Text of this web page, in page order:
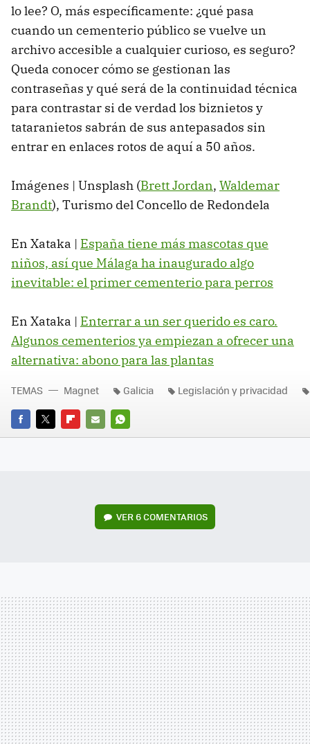
lo lee? O, más específicamente: ¿qué pasa
cuando un cementerio público se vuelve un
archivo accesible a cualquier curioso, es seguro?
Queda conocer cómo se gestionan las
contraseñas y qué será de la continuidad técnica
para contrastar si de verdad los biznietos y
tataranietos sabrán de sus antepasados sin
entrar en enlaces rotos de aquí a 50 años.
Imágenes | Unsplash (Brett Jordan, Waldemar
Brandt), Turismo del Concello de Redondela
En Xataka | España tiene más mascotas que
niños, así que Málaga ha inaugurado algo
inevitable: el primer cementerio para perros
En Xataka | Enterrar a un ser querido es caro.
Algunos cementerios ya empiezan a ofrecer una
alternativa: abono para las plantas
FACEBOOK
TWITTERFLIPBOARD
E-
WHATSAPP
TEMAS Magnet Galicia Legislación y privacidad
VER6 COMENTARIOS